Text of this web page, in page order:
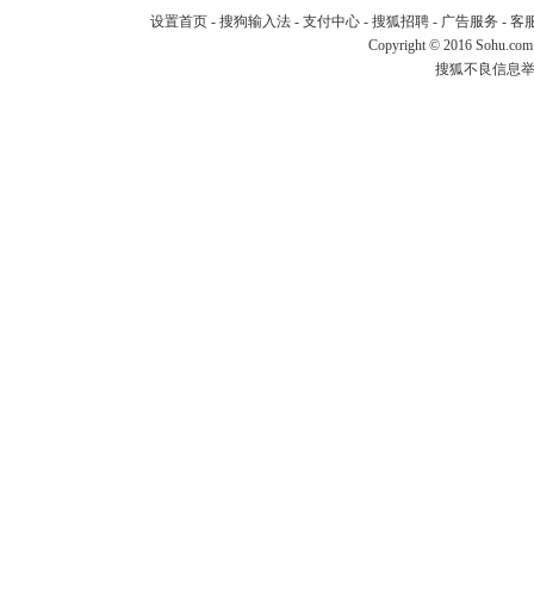
设置首页- 搜狗输入法- 支付中心- 搜狐招聘- 广告服务 - 客
Copyright © 2016
搜狐不良信息